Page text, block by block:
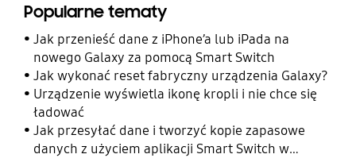
Popularne tematy
Jak przenieść dane z iPhone’a lub iPada na
nowego Galaxy za pomocą Smart Switch
Jak wykonać reset fabryczny urządzenia Galaxy?
Urządzenie wyświetla ikonę kropli i nie chce się
ładować
Jak przesyłać dane i tworzyć kopie zapasowe
danych z użyciem aplikacji Smart Switch w